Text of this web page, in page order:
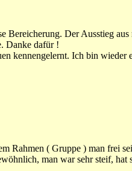
Der Ausstieg
Danke dafür !
kennengelernt. Ich bin wieder
Rahmen ( Gruppe ) man frei
man war sehr steif,